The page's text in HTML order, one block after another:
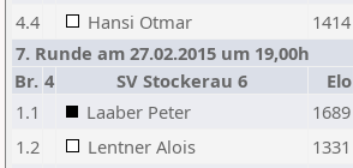
4.4
Hansi Otmar 1414
7. Runde am 27.02.2015 um 19,00h
Br. 4 SV Stockerau 6 Elo
1.1
Laaber Peter 1689
1.2
Lentner Alois 1331